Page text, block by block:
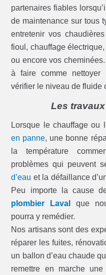
partenaires fiables
de maintenance sur tous
entretenir vos
fioul, chauffage
ou encore vos
à faire comme nettoyer
vérifier le niveau de fluide
Les
Lorsque le chauffage ou
en panne, une bonne
la température
problèmes qui peuvent
d’eau et la défaillance
Peu importe la cause
plombier Laval
que
pourra y remédier.
Nos artisans sont des
réparer les fuites,
un ballon d’eau chaude
remettre en marche